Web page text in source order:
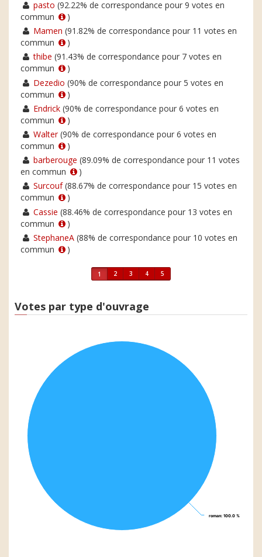
pasto (92.22% de correspondance pour 9 votes en
commun
)
Mamen (91.82% de correspondance pour 11 votes en
commun
)
thibe (91.43% de correspondance pour 7 votes en
commun
)
Dezedio (90% de correspondance pour 5 votes en
commun
)
Endrick (90% de correspondance pour 6 votes en
commun
)
Walter(90% de correspondance pour 6 votes en
commun
)
barberouge (89.09% de correspondance pour 11 votes
en commun
)
Surcouf(88.67% de correspondance pour 15 votes en
commun
)
Cassie (88.46% de correspondance pour 13 votes en
commun
)
StephaneA (88% de correspondance pour 10 votes en
commun
)
1 2 3 4 5
Votes par type d'ouvrage
roman: 100.0 %
roman: 100.0 %